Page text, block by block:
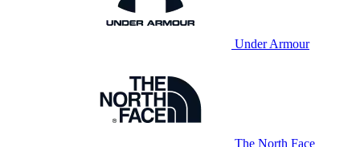
Under Armour
The North Face